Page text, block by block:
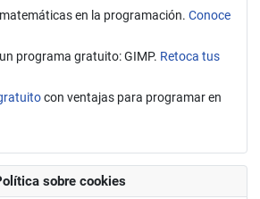
en la programación. Conoce
programa gratuito: GIMP. Retoca tus
con ventajas para programar en
sobre cookies